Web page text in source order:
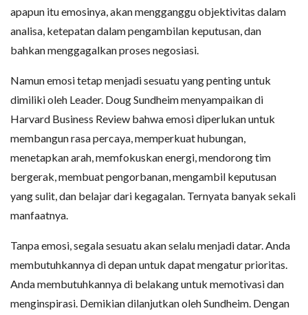
apapun itu emosinya, akan mengganggu objektivitas dalam
analisa, ketepatan dalam pengambilan keputusan, dan
bahkan menggagalkan proses negosiasi.
Namun emosi tetap menjadi sesuatu yang penting untuk
dimiliki oleh Leader. Doug Sundheim menyampaikan di
Harvard Business Review bahwa emosi diperlukan untuk
membangun rasa percaya, memperkuat hubungan,
menetapkan arah, memfokuskan energi, mendorong tim
bergerak, membuat pengorbanan, mengambil keputusan
yang sulit, dan belajar dari kegagalan. Ternyata banyak sekali
manfaatnya.
Tanpa emosi, segala sesuatu akan selalu menjadi datar. Anda
membutuhkannya di depan untuk dapat mengatur prioritas.
Anda membutuhkannya di belakang untuk memotivasi dan
menginspirasi. Demikian dilanjutkan oleh Sundheim. Dengan